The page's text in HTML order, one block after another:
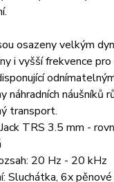
osazeny velkým
i vyšší frekvence
náhradních náušníků
transport.
TRS 3.5 mm -
20 Hz - 20 kHz
Sluchátka, 6x